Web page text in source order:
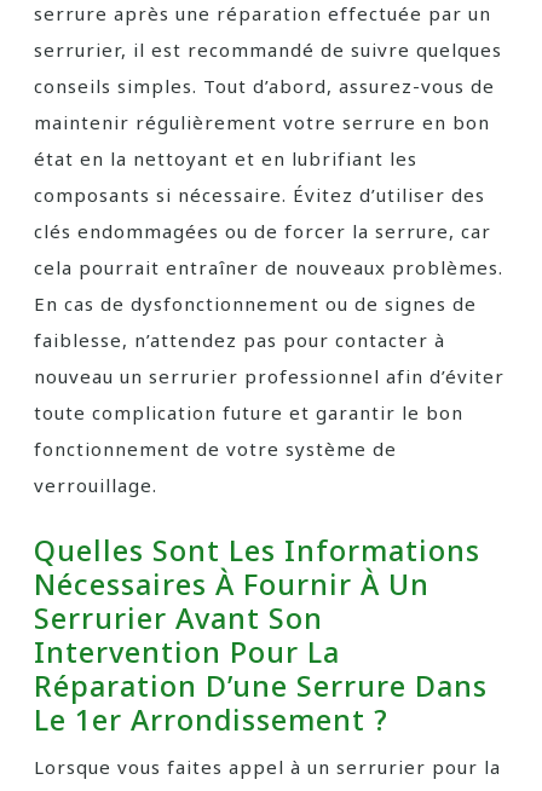
serrure après une réparation effectuée par un
serrurier, il est recommandé de suivre quelques
conseils simples. Tout d’abord, assurez-vous de
maintenir régulièrement votre serrure en bon
état en la nettoyant et en lubrifiant les
composants si nécessaire. Évitez d’utiliser des
clés endommagées ou de forcer la serrure, car
cela pourrait entraîner de nouveaux problèmes.
En cas de dysfonctionnement ou de signes de
faiblesse, n’attendez pas pour contacter à
nouveau un serrurier professionnel afin d’éviter
toute complication future et garantir le bon
fonctionnement de votre système de
verrouillage.
Quelles Sont Les Informations
Nécessaires À Fournir À Un
Serrurier Avant Son
Intervention Pour La
Réparation D’une Serrure Dans
Le 1er Arrondissement ?
Lorsque vous faites appel à un serrurier pour la